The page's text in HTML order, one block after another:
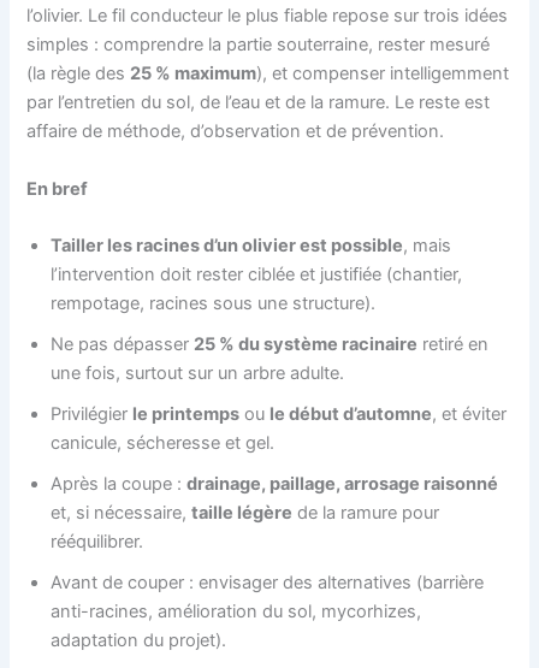
l’olivier. Le fil conducteur le plus fiable repose sur trois idées
simples : comprendre la partie souterraine, rester mesuré
(la règle des 25 % maximum), et compenser intelligemment
par l’entretien du sol, de l’eau et de la ramure. Le reste est
affaire de méthode, d’observation et de prévention.
En bref
Tailler les racines d’un olivier est possible, mais
l’intervention doit rester ciblée et justifiée (chantier,
rempotage, racines sous une structure).
Ne pas dépasser 25 % du système racinaire retiré en
une fois, surtout sur un arbre adulte.
Privilégier le printemps ou le début d’automne, et éviter
canicule, sécheresse et gel.
Après la coupe :drainage, paillage, arrosage raisonné
et, si nécessaire,taille légère de la ramure pour
rééquilibrer.
Avant de couper : envisager des alternatives (barrière
anti-racines, amélioration du sol, mycorhizes,
adaptation du projet).